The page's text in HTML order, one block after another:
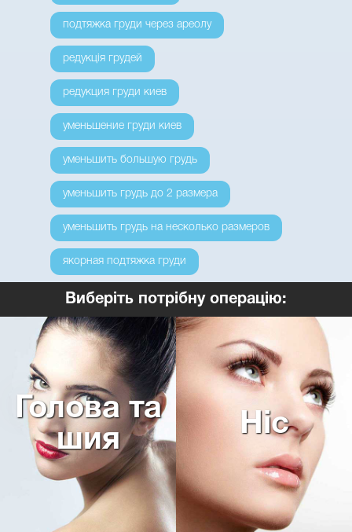
подтяжка груди через ареолу
редукція грудей
редукция груди киев
уменьшение груди киев
уменьшить большую грудь
уменьшить грудь до 2 размера
уменьшить грудь на несколько размеров
якорная подтяжка груди
Виберіть потрібну операцію:
Голова та
шия
Ніс